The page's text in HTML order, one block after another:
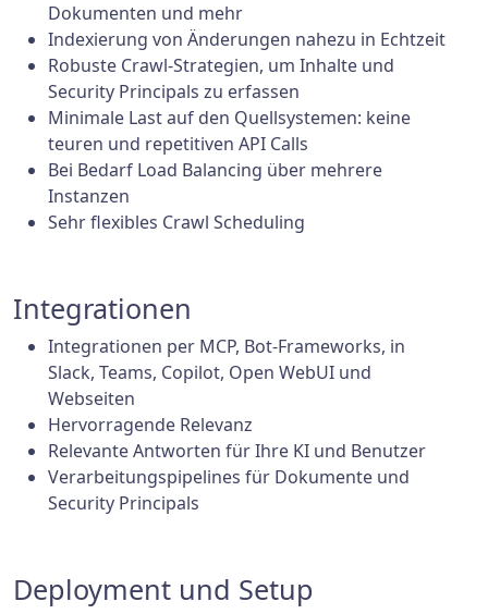
Dokumenten und mehr
Indexierung von Änderungen nahezu in Echtzeit
Robuste Crawl-Strategien, um Inhalte und
Security Principals zu erfassen
Minimale Last auf den Quellsystemen: keine
teuren und repetitiven API Calls
Bei Bedarf Load Balancing über mehrere
Instanzen
Sehr flexibles Crawl Scheduling
Integrationen
Integrationen per MCP, Bot-Frameworks, in
Slack, Teams, Copilot, Open WebUI und
Webseiten
Hervorragende Relevanz
Relevante Antworten für Ihre KI und Benutzer
Verarbeitungspipelines für Dokumente und
Security Principals
Deployment und Setup